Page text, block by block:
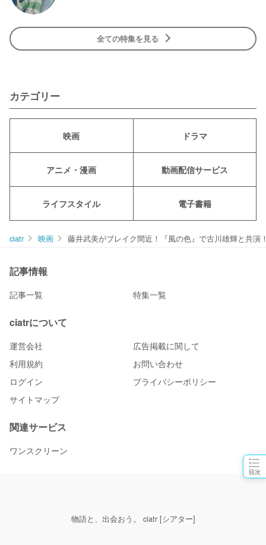
目次
全ての特集を見る
カテゴリー
映画 ドラマ
アニメ・漫画 動画配信サービス
ライフスタイル 電子書籍
ciatr 映画 藤井武美がブレイク間近！『風の色』で古川雄輝と共演
記事情報
記事一覧 特集一覧
ciatrについて
運営会社
広告掲載に関して
利用規約
お問い合わせ
ログイン
プライバシーポリシー
サイトマップ
関連サービス
ワンスクリーン
物語と、出会おう。 ciatr [シアター]